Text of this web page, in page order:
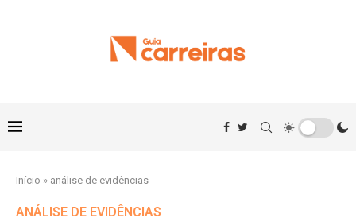
Início » análise de evidências
ANÁLISE DE EVIDÊNCIAS